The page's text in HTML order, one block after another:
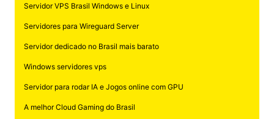
Servidor VPS Brasil Windows e Linux
Servidores para Wireguard Server
Servidor dedicado no Brasil mais barato
Windows servidores vps
Servidor para rodar IA e Jogos online com GPU
A melhor Cloud Gaming do Brasil